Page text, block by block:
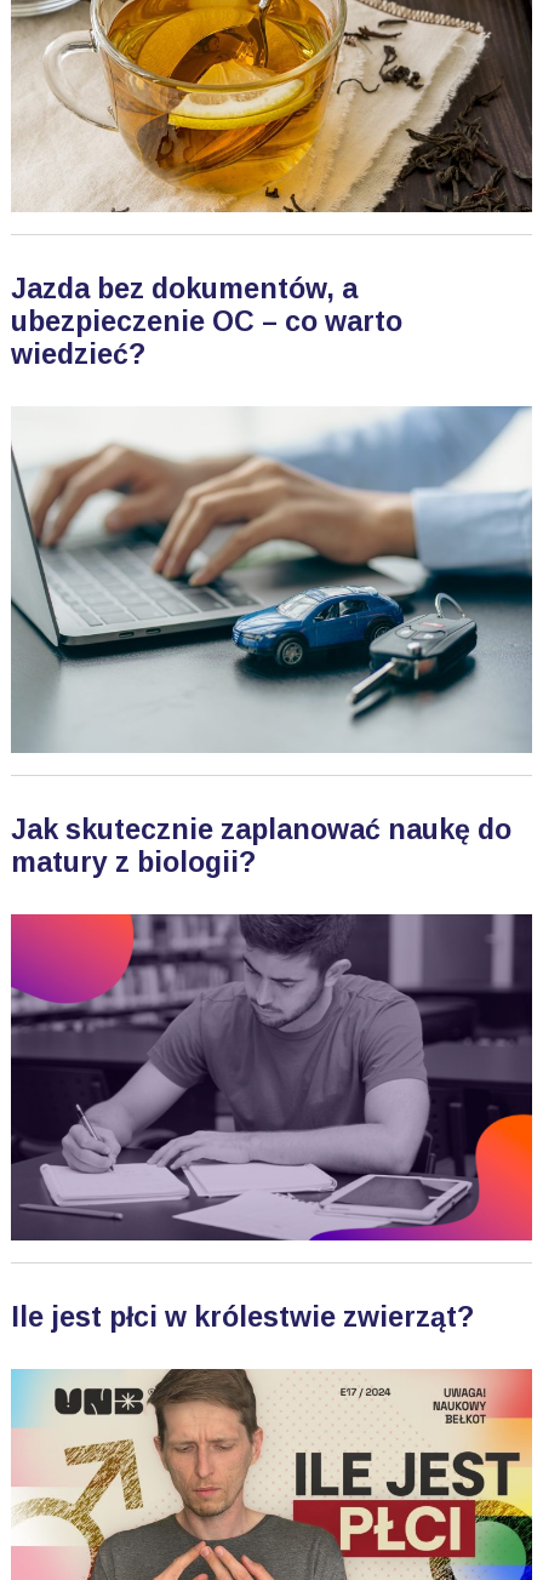
Jazda bez dokumentów, a
ubezpieczenie OC – co warto
wiedzieć?
Jak skutecznie zaplanować naukę do
matury z biologii?
Ile jest płci w królestwie zwierząt?